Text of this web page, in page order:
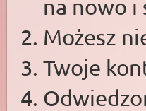
na nowo
Możesz
Twoje